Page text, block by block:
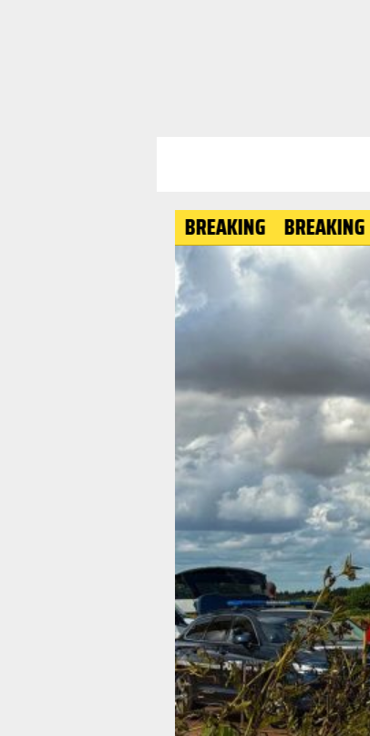
BREAKING BREAKING